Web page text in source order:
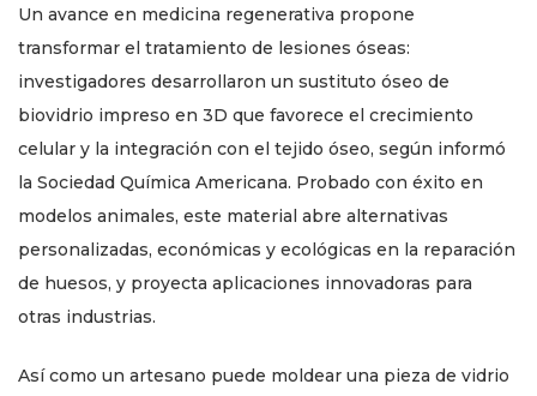
Un avance en medicina regenerativa propone
transformar el tratamiento de lesiones óseas:
investigadores desarrollaron un sustituto óseo de
biovidrio impreso en 3D que favorece el crecimiento
celular y la integración con el tejido óseo, según informó
la Sociedad Química Americana. Probado con éxito en
modelos animales, este material abre alternativas
personalizadas, económicas y ecológicas en la reparación
de huesos, y proyecta aplicaciones innovadoras para
otras industrias.
Así como un artesano puede moldear una pieza de vidrio